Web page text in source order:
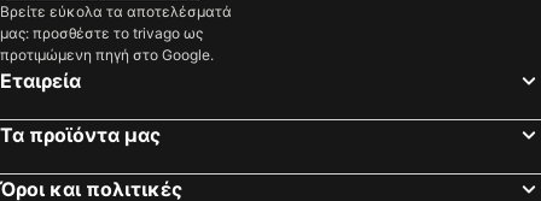
Βρείτε εύκολα τα αποτελέσματά
μας: προσθέστε το trivago ως
προτιμώμενη πηγή στο Google.
Εταιρεία
Τα προϊόντα μας
Όροι και πολιτικές